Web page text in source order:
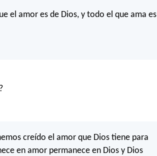
el amor es de Dios, y todo el que ama es
creído el amor que Dios tiene para
en amor permanece en Dios y Dios